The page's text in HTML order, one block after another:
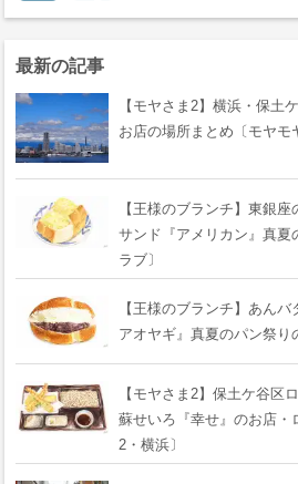
最新の記事
【モヤさま2】横浜・保土
お店の場所まとめ〔モヤモ
【王様のブランチ】東銀
サンド『アメリカン』真夏
ラブ〕
【王様のブランチ】あん
アオヤギ』真夏のパン祭り
【モヤさま2】保土ケ谷区
蘇せいろ『幸せ』のお店・
2・横浜〕